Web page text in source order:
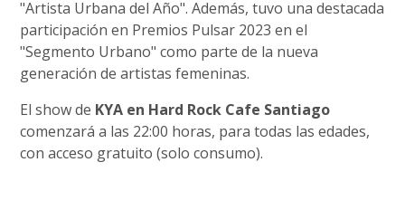
"Artista Urbana del Año". Además, tuvo una destacada
participación en Premios Pulsar 2023 en el
"Segmento Urbano" como parte de la nueva
generación de artistas femeninas.
El show de KYA en Hard Rock Cafe Santiago
comenzará a las 22:00 horas, para todas las edades,
con acceso gratuito (solo consumo).